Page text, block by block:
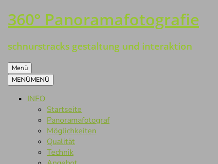
Zum
Inhalt
360° Panoramafotografie
schnurstracks gestaltung und interaktion
Menü
MENÜMENÜ
INFO
Startseite
Panoramafotograf
Möglichkeiten
Qualität
Technik